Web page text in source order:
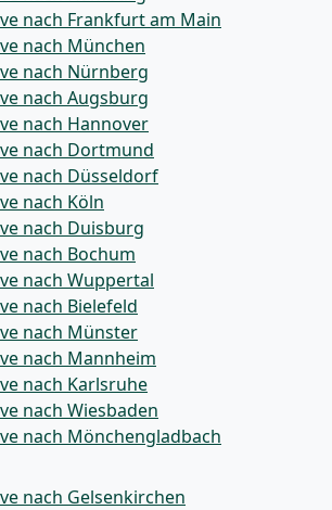
nach Frankfurt am Main
nach München
nach Nürnberg
nach Augsburg
nach Hannover
nach Dortmund
nach Düsseldorf
nach Köln
nach Duisburg
nach Bochum
nach Wuppertal
nach Bielefeld
nach Münster
nach Mannheim
nach Karlsruhe
nach Wiesbaden
nach Mönchen­gladbach
nach Gelsenkirchen